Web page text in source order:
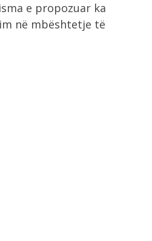
e propozuar ka
në mbështetje të
rekord kundër trafikut të